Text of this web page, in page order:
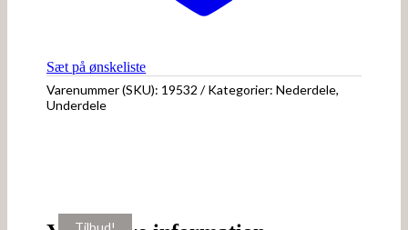
Sæt på ønskeliste
Varenummer (SKU): 19532 Kategorier:Nederdele,
Underdele
Tilbud!
Tilbud!